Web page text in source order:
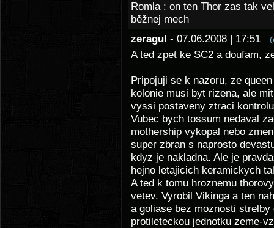
Romla : on ten Thor zas tak
běžnej mech
zeragul - 07.06.2008 | 17:51
A ted zpet ke SC2 a doufam,
Pripojuji se k nazoru, ze
kolonie musi byt rizena, ale
vyssi postaveny ztraci
Vubec bych tossum nedaval
mothership vykopal nebo
super zbran s naprosto
kdyz je nakladna. Ale je
hejno letajicich keramickych
A ted k tomu hroznemu
vetev. Vyrobil Vikinga a ten
a goliase bez moznosti
protileteckou jednotku zeme-